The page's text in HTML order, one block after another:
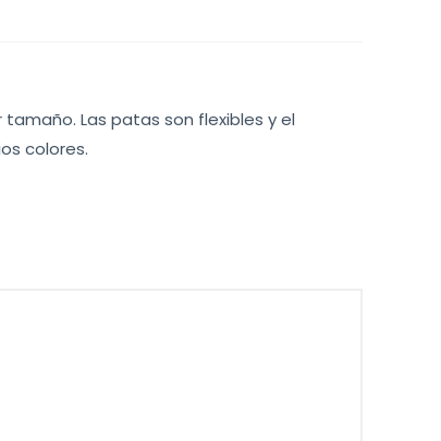
Las patas son flexibles y el
colores.